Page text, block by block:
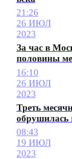
21:26
26 ИЮЛ
2023
За час в
половины
16:10
26 ИЮЛ
2023
Треть
обрушилась
08:43
19 ИЮЛ
2023